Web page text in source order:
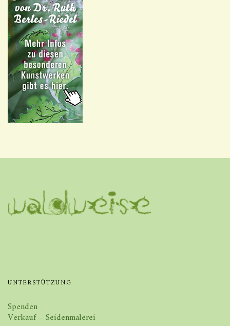
UNTERSTÜTZUNG
Spenden
Verkauf – Seidenmalerei